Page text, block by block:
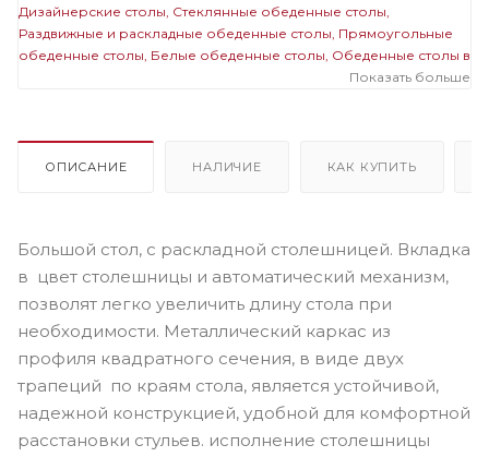
Дизайнерские столы Стеклянные обеденные столы
Раздвижные и раскладные обеденные столы Прямоугольные
обеденные столы Белые обеденные столы Обеденные столы в
Большие обеденные столы Стеклянные
раскладные столы
Стеклянные белые столы Стеклянные большие столы
столы Белые большие столы
Показать больше
ОПИСАНИЕ НАЛИЧИЕ КАК КУПИТЬ
Большой стол, с раскладной столешницей. Вкладка
в цвет столешницы и автоматический механизм,
позволят легко увеличить длину стола при
необходимости. Металлический каркас из
профиля квадратного сечения, в виде двух
трапеций по краям стола, является устойчивой,
надежной конструкцией, удобной для комфортной
расстановки стульев. исполнение столешницы